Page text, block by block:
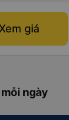
Xem giá
ngày